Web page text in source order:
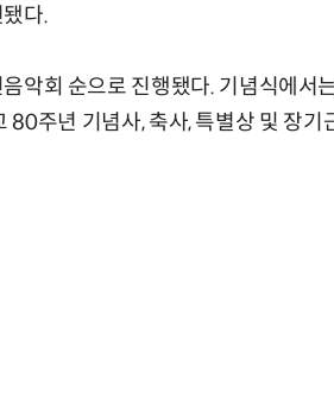
다.
악회 순으로 진행됐다. 기념식에서
주년 기념사, 축사, 특별상 및 장기